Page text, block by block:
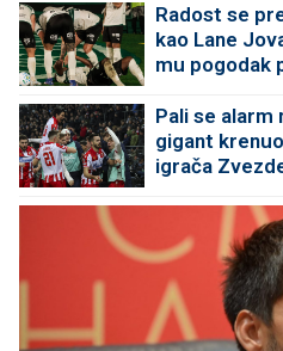
Radost se
kao Lane
mu pogodak
Pali se alarm
gigant
igrača